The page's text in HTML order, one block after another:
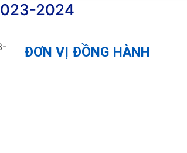
2024
ĐƠN VỊ ĐỒNG HÀNH